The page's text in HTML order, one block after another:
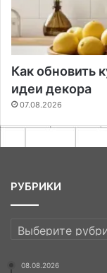
Как обновить
идеи декора
07.08.2026
РУБРИКИ
РУБРИКИ
08.08.2026